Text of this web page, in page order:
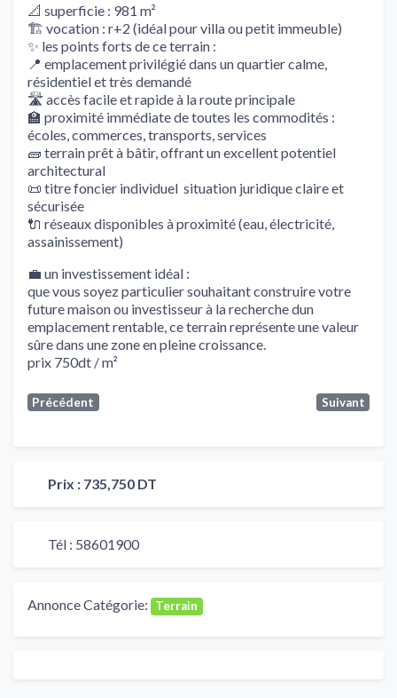
📐 superficie : 981 m²
🏗️ vocation : r+2 (idéal pour villa ou petit immeuble)
✨ les points forts de ce terrain :
📍 emplacement privilégié dans un quartier calme,
résidentiel et très demandé
🛣️ accès facile et rapide à la route principale
🏫 proximité immédiate de toutes les commodités :
écoles, commerces, transports, services
🧱 terrain prêt à bâtir, offrant un excellent potentiel
architectural
📜 titre foncier individuel  situation juridique claire et
sécurisée
🔌 réseaux disponibles à proximité (eau, électricité,
assainissement)
💼 un investissement idéal :
que vous soyez particulier souhaitant construire votre
future maison ou investisseur à la recherche dun
emplacement rentable, ce terrain représente une valeur
sûre dans une zone en pleine croissance.
prix 750dt / m²
Précédent Suivant
Prix : 735,750 DT
Tél : 58601900
Annonce Catégorie: Terrain